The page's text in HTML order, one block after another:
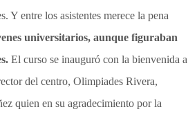
Y entre los asistentes merece la pena
universitarios, aunque figuraban
El curso se inauguró con la bienvenida a
del centro, Olimpiades Rivera,
quien en su agradecimiento por la